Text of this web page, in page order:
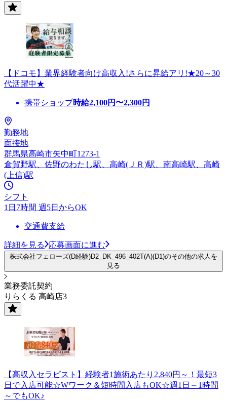
【ドコモ】業界経験者向け高収入!さらに昇給アリ!★20～30
代活躍中★
携帯ショップ時給2,100円〜2,300円
勤務地
面接地
群馬県高崎市矢中町1273-1
倉賀野駅、佐野のわたし駅、高崎(ＪＲ)駅、南高崎駅、高崎
(上信)駅
シフト
1日7時間 週5日からOK
交通費支給
詳細を見る 応募画面に進む
株式会社フェローズ(D経験)D2_DK_496_402T(A)(D1)のその他の求人を
見る
業務委託契約
りらくる 高崎店3
【高収入セラピスト】経験者1施術あたり2,840円～！最短3
日で入店可能☆Wワーク＆短時間入店もOK☆週1日～1時間
～でもOK♪